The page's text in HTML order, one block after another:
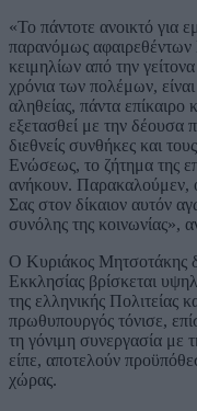
«Το πάντοτε ανοικτό για
παρανόμως
κειμηλίων από την
χρόνια των πολέμων, είναι
αληθείας, πάντα επίκαιρο
εξετασθεί με την δέουσα
διεθνείς συνθήκες και
Ενώσεως, το ζήτημα της
ανήκουν. Παρακαλούμεν,
Σας στον δίκαιον αυτόν
συνόλης της κοινωνίας»,
Ο Κυριάκος Μητσοτάκης
Εκκλησίας βρίσκεται
της ελληνικής Πολιτείας
πρωθυπουργός τόνισε,
τη γόνιμη συνεργασία με
είπε, αποτελούν
χώρας.